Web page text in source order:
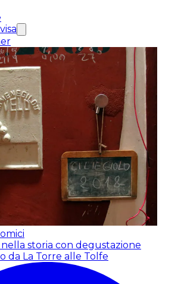
nella storia con degustazione
da La Torre alle Tolfe